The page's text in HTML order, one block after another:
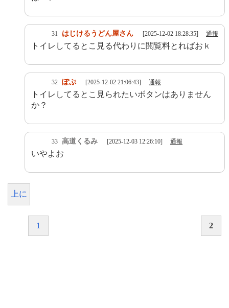
31 はじけるうどん屋さん [2025-12-02 18:28:35] 通報
トイレしてるとこ見る代わりに閲覧料とればおｋ
32 ぽぷ [2025-12-02 21:06:43] 通報
トイレしてるとこ見られたいボタンはありません
か？
33 高道くるみ [2025-12-03 12:26:10] 通報
いやよお
上に
1 2